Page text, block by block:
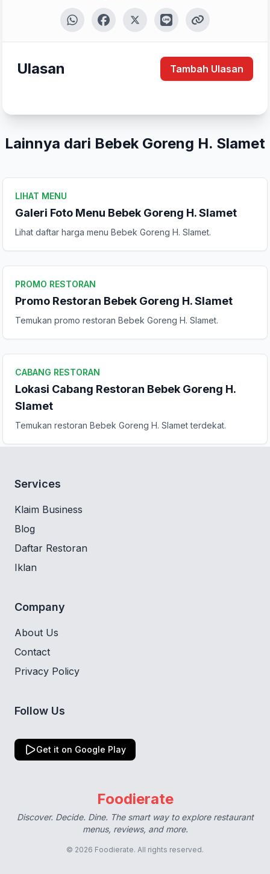
Ulasan Tambah Ulasan
Lainnya dari Bebek Goreng H. Slamet
LIHAT MENU
Galeri Foto Menu Bebek Goreng H. Slamet
Lihat daftar harga menu Bebek Goreng H. Slamet.
PROMO RESTORAN
Promo Restoran Bebek Goreng H. Slamet
Temukan promo restoran Bebek Goreng H. Slamet.
CABANG RESTORAN
Lokasi Cabang Restoran Bebek Goreng H.
Slamet
Temukan restoran Bebek Goreng H. Slamet terdekat.
Tulis Ulasan
Services
Klaim Business
Blog
Daftar Restoran
Iklan
Company
About Us
Contact
Privacy Policy
Follow Us
Get it on Google Play
Foodierate
Discover. Decide. Dine. The smart way to explore restaurant
menus, reviews, and more.
© 2026 Foodierate. All rights reserved.